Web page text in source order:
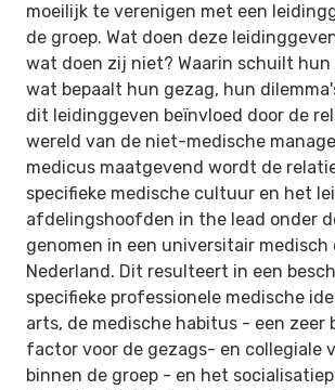
moeilijk te verenigen met een
de groep. Wat doen deze
wat doen zij niet? Waarin schuilt hun
wat bepaalt hun gezag, hun
dit leidinggeven beïnvloed door de
wereld van de niet-medische
medicus maatgevend wordt de
specifieke medische cultuur en het
afdelingshoofden in the lead onder
genomen in een universitair
Nederland. Dit resulteert in een
specifieke professionele medische
arts, de medische habitus - een zeer
factor voor de gezags- en collegiale
binnen de groep - en het